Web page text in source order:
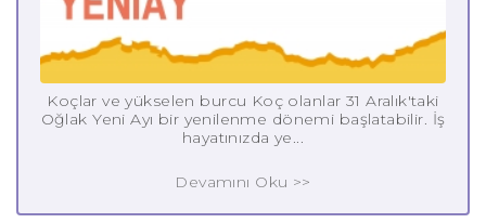
Koçlar ve yükselen burcu Koç olanlar 31 Aralık'taki
Oğlak Yeni Ayı bir yenilenme dönemi başlatabilir. İş
hayatınızda ye...
Devamını Oku >>